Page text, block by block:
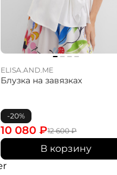
ELISA.AND.ME
Блузка на завязках
-20%
12 600₽
10 080 ₽
В корзину